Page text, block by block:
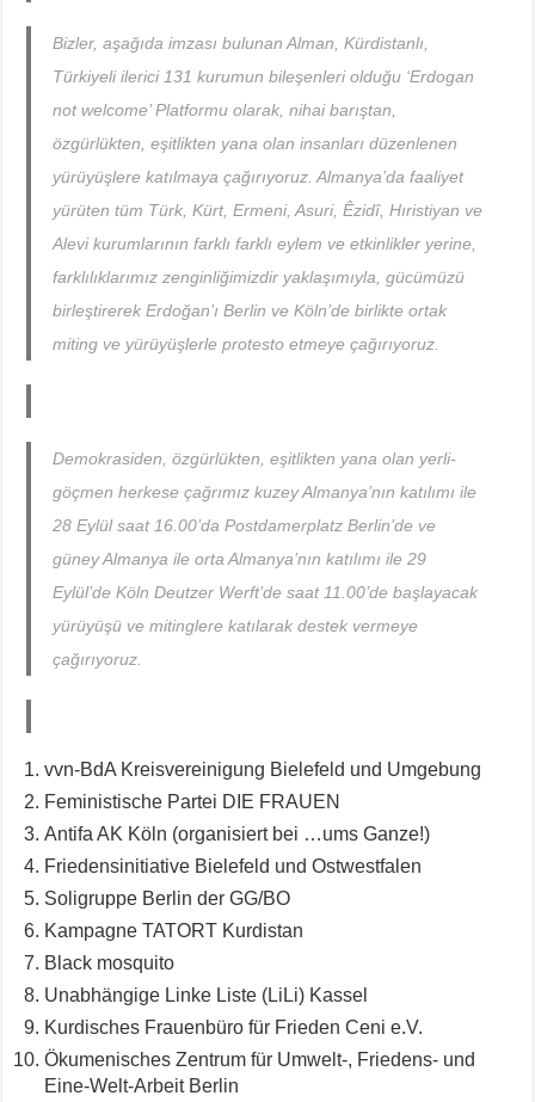
Bizler, aşağıda imzası bulunan Alman, Kürdistanlı,
Türkiyeli ilerici 131 kurumun bileşenleri olduğu ‘Erdogan
not welcome’ Platformu olarak, nihai barıştan,
özgürlükten, eşitlikten yana olan insanları düzenlenen
yürüyüşlere katılmaya çağırıyoruz. Almanya’da faaliyet
yürüten tüm Türk, Kürt, Ermeni, Asuri, Êzidî, Hıristiyan ve
Alevi kurumlarının farklı farklı eylem ve etkinlikler yerine,
farklılıklarımız zenginliğimizdir yaklaşımıyla, gücümüzü
birleştirerek Erdoğan’ı Berlin ve Köln’de birlikte ortak
miting ve yürüyüşlerle protesto etmeye çağırıyoruz.
Demokrasiden, özgürlükten, eşitlikten yana olan yerli-
göçmen herkese çağrımız kuzey Almanya’nın katılımı ile
28 Eylül saat 16.00’da Postdamerplatz Berlin’de ve
güney Almanya ile orta Almanya’nın katılımı ile 29
Eylül’de Köln Deutzer Werft’de saat 11.00’de başlayacak
yürüyüşü ve mitinglere katılarak destek vermeye
çağırıyoruz.
vvn-BdA Kreisvereinigung Bielefeld und Umgebung
Feministische Partei DIE FRAUEN
Antifa AK Köln (organisiert bei …ums Ganze!)
Friedensinitiative Bielefeld und Ostwestfalen
Soligruppe Berlin der GG/BO
Kampagne TATORT Kurdistan
Black mosquito
Unabhängige Linke Liste (LiLi) Kassel
Kurdisches Frauenbüro für Frieden Ceni e.V.
Ökumenisches Zentrum für Umwelt-, Friedens- und
Eine-Welt-Arbeit Berlin